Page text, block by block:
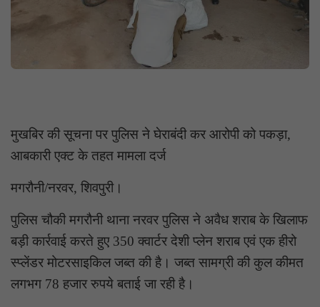
मुखबिर की सूचना पर पुलिस ने घेराबंदी कर आरोपी को पकड़ा,
आबकारी एक्ट के तहत मामला दर्ज
मगरौनी/नरवर, शिवपुरी।
पुलिस चौकी मगरौनी थाना नरवर पुलिस ने अवैध शराब के खिलाफ
बड़ी कार्रवाई करते हुए 350 क्वार्टर देशी प्लेन शराब एवं एक हीरो
स्प्लेंडर मोटरसाइकिल जब्त की है। जब्त सामग्री की कुल कीमत
लगभग 78 हजार रुपये बताई जा रही है।